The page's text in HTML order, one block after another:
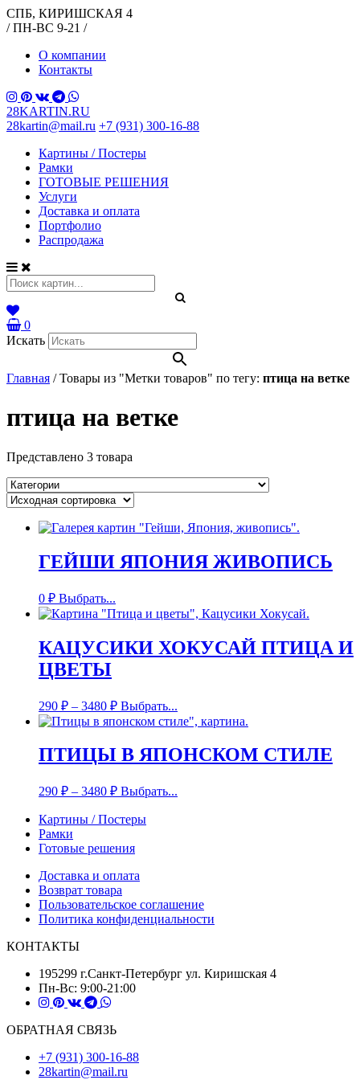
СПБ, КИРИШСКАЯ 4
/ ПН-ВС 9-21 /
О компании
Контакты
28KARTIN.RU
28kartin@mail.ru +7 (931) 300-16-88
Картины / Постеры
Рамки
ГОТОВЫЕ РЕШЕНИЯ
Услуги
Доставка и оплата
Портфолио
Распродажа
0
Искать
Главная /Товары из "Метки товаров" по тегу: птица на ветке
птица на ветке
Представлено 3 товара
ГЕЙШИ ЯПОНИЯ ЖИВОПИСЬ
0 ₽ Выбрать...
КАЦУСИКИ ХОКУСАЙ ПТИЦА И
ЦВЕТЫ
290 ₽ – 3480 ₽ Выбрать...
ПТИЦЫ В ЯПОНСКОМ СТИЛЕ
290 ₽ – 3480 ₽ Выбрать...
Картины / Постеры
Рамки
Готовые решения
Доставка и оплата
Возврат товара
Пользовательское соглашение
Политика конфиденциальности
КОНТАКТЫ
195299 г.Санкт-Петербург ул. Киришская 4
Пн-Вс: 9:00-21:00
ОБРАТНАЯ СВЯЗЬ
+7 (931) 300-16-88
28kartin@mail.ru